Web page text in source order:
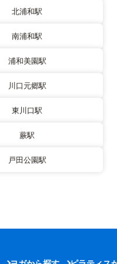
北浦和駅
南浦和駅
浦和美園駅
川口元郷駅
東川口駅
蕨駅
戸田公園駅